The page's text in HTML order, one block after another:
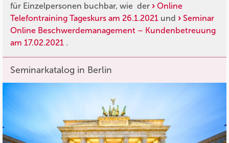
für Einzelpersonen buchbar, wie der
Online
Telefontraining Tageskurs am 26.1.2021 und
Seminar
Online Beschwerdemanagement – Kundenbetreuung
am 17.02.2021 .
Seminarkatalog in Berlin